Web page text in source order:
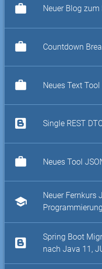
work Neuer Blog
work Countdown
work Neues Text Tool
Single REST
work Neues Tool
school
Neuer Fernkurs
Programmierung
Spring Boot
nach Java 11,